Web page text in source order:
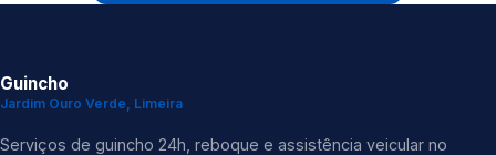
Guincho
Jardim Ouro Verde, Limeira
Serviços de guincho 24h, reboque e assistência veicular no